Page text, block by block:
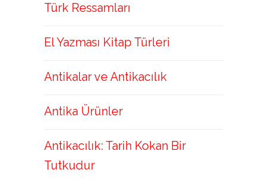
Türk Ressamları
El Yazması Kitap Türleri
Antikalar ve Antikacılık
Antika Ürünler
Antikacılık: Tarih Kokan Bir
Tutkudur